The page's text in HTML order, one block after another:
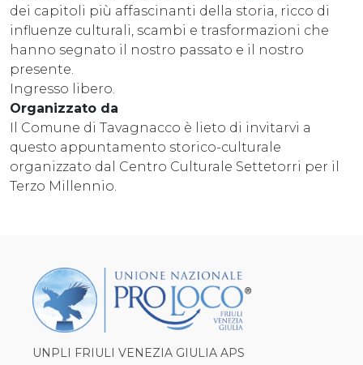
dei capitoli più affascinanti della storia, ricco di
influenze culturali, scambi e trasformazioni che
hanno segnato il nostro passato e il nostro
presente.
Ingresso libero.
Organizzato da
Il Comune di Tavagnacco è lieto di invitarvi a
questo appuntamento storico-culturale
organizzato dal Centro Culturale Settetorri per il
Terzo Millennio.
UNPLI FRIULI VENEZIA GIULIA APS